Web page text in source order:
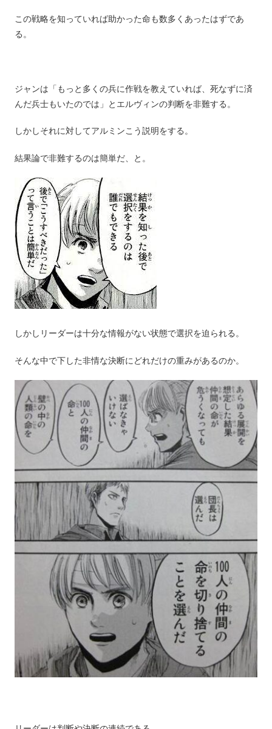
この戦略を知っていれば助かった命も数多くあったはずであ
る。
ジャンは「もっと多くの兵に作戦を教えていれば、死なずに済
んだ兵士もいたのでは」とエルヴィンの判断を非難する。
しかしそれに対してアルミンこう説明をする。
結果論で非難するのは簡単だ、と。
しかしリーダーは十分な情報がない状態で選択を迫られる。
そんな中で下した非情な決断にどれだけの重みがあるのか。